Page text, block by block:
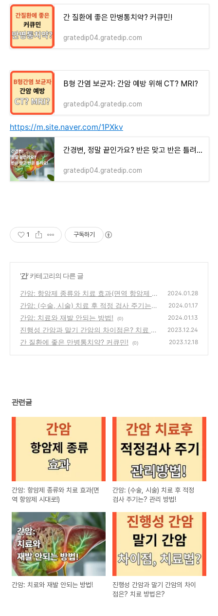
간 질환에 좋은 만병통치약? 커큐민!
gratedip04.gratedip.com
B형 간염 보균자: 간암 예방 위해 CT? MRI?
gratedip04.gratedip.com
https://m.site.naver.com/1PXkv
간경변, 정말 끝인가요? 반은 맞고 반은 틀려요!
gratedip04.gratedip.com
1 구독하기
'간' 카테고리의 다른 글
간암: 항암제 종류와 치료 효과(면역 항암제 시
대로!)
(0)
2024.01.28
간암: (수술, 시술) 치료 후 적정 검사 주기는?
관리 방법!
(0)
2024.01.17
간암: 치료와 재발 안되는 방법! (0) 2024.01.13
진행성 간암과 말기 간암의 차이점은? 치료 방
법은?
(0)
2023.12.24
간 질환에 좋은 만병통치약? 커큐민! (0) 2023.12.18
관련글
간암: 항암제 종류와 치료 효과(면
역 항암제 시대로!)
간암: (수술, 시술) 치료 후 적정
검사 주기는? 관리 방법!
간암: 치료와 재발 안되는 방법!
진행성 간암과 말기 간암의 차이
점은? 치료 방법은?